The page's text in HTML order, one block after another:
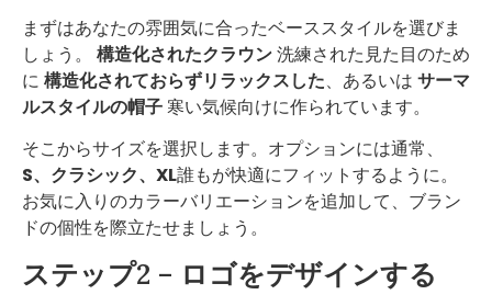
まずはあなたの雰囲気に合ったベーススタイルを選びま
しょう。 構造化されたクラウン洗練された見た目のため
に 構造化されておらずリラックスした、あるいは サーマ
ルスタイルの帽子寒い気候向けに作られています。
そこからサイズを選択します。オプションには通常、
S、クラシック、XL誰もが快適にフィットするように。
お気に入りのカラーバリエーションを追加して、ブラン
ドの個性を際立たせましょう。
ステップ2 – ロゴをデザインする